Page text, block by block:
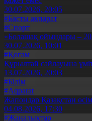
30.07.2026, 20:05
#Басты ақпарат
#Спорт
«Болашақ ойындары –
30.07.2026, 10:01
#Қоғам
Құрылтай сайлауына
13.07.2026, 20:03
#Білім
#Aqparat
Жапондар Қазақстан
04.08.2026, 17:30
#Жаңалықтар